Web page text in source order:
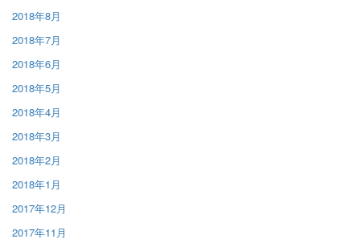
2018年8月
2018年7月
2018年6月
2018年5月
2018年4月
2018年3月
2018年2月
2018年1月
2017年12月
2017年11月